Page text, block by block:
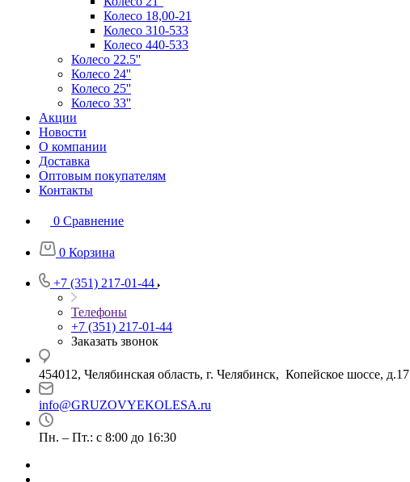
Колесо 18,00-21
Колесо 310-533
Колесо 440-533
Колесо 22.5''
Колесо 24''
Колесо 25''
Колесо 33''
Акции
Новости
О компании
Доставка
Оптовым покупателям
Контакты
0 Сравнение
0 Корзина
+7 (351) 217-01-44
Телефоны
+7 (351) 217-01-44
Заказать звонок
454012, Челябинская область, г. Челябинск, Копейское шоссе, д.17
info@GRUZOVYEKOLESA.ru
Пн. – Пт.: с 8:00 до 16:30